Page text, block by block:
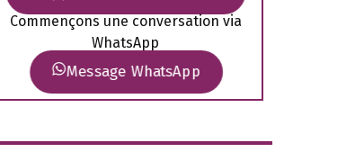
Commençons une conversation via
WhatsApp
Message WhatsApp